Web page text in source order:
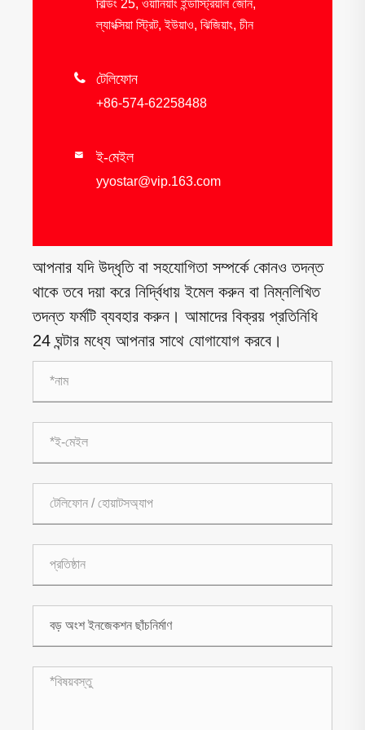
বিল্ডিং 25, ওয়ানিয়াং ইন্ডাস্ট্রিয়াল জোন,
ল্যাংক্সিয়া স্ট্রিট, ইউয়াও, ঝিজিয়াং, চীন
 টেলিফোন
+86-574-62258488
 ই-মেইল
yyostar@vip.163.com
আপনার যদি উদ্ধৃতি বা সহযোগিতা সম্পর্কে কোনও তদন্ত
থাকে তবে দয়া করে নির্দ্বিধায় ইমেল করুন বা নিম্নলিখিত
তদন্ত ফর্মটি ব্যবহার করুন। আমাদের বিক্রয় প্রতিনিধি
24 ঘন্টার মধ্যে আপনার সাথে যোগাযোগ করবে।